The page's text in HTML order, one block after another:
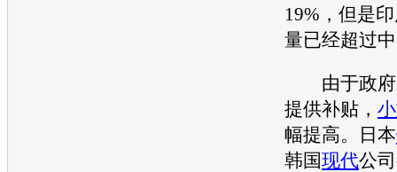
19%，但是
量已经超过
由于政府
提供补贴，
幅提高。日本
韩国现代公